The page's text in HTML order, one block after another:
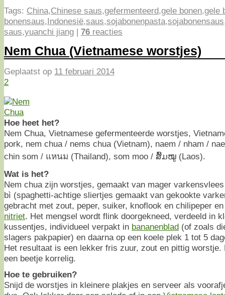
Tags: China,Chinese saus,gefermenteerd,gele bonen,gele
bonensaus,Indonesië,saus,sojabonenpasta,sojabonensaus
saus,yuanchi jiang | 76 reacties
Nem Chua (Vietnamese worstjes)
Geplaatst op 11 februari 2014
2
Hoe heet het?
Nem Chua, Vietnamese gefermenteerde worstjes,
pork, nem chua / nems chua (Vietnam), naem / nham /
chin som / แหนม (Thailand), som moo / ສົ້ມໝູ (Laos).
Wat is het?
Nem chua zijn worstjes, gemaakt van mager
bì (spaghetti-achtige sliertjes gemaakt van gekookte
gebracht met zout, peper, suiker, knoflook en chilipeper
nitriet. Het mengsel wordt flink doorgekneed, verdeeld in
kussentjes, individueel verpakt in bananenblad (of zoals
slagers pakpapier) en daarna op een koele plek 1 tot 5
Het resultaat is een lekker fris zuur, zout en pittig
een beetje korrelig.
Hoe te gebruiken?
Snijd de worstjes in kleinere plakjes en serveer als